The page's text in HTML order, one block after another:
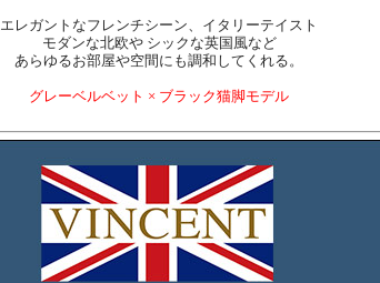
エレガントなフレンチシーン、イタリーテイスト
モダンな北欧や シックな英国風など
あらゆるお部屋や空間にも調和してくれる。
グレーベルベット × ブラック猫脚モデル